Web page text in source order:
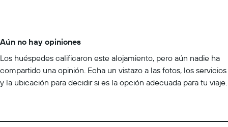
Aún no hay opiniones
Los huéspedes calificaron este alojamiento, pero aún nadie ha
compartido una opinión. Echa un vistazo a las fotos, los servicios
y la ubicación para decidir si es la opción adecuada para tu viaje.